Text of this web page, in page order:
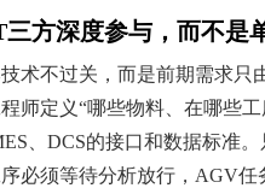
方深度参与，而不是
术不过关，而是前期需求
师定义“哪些物料、在哪些
、DCS的接口和数据标准
必须等待分析放行，AGV